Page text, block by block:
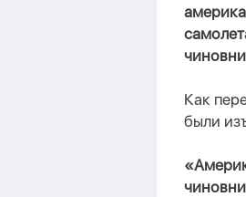
Как
были